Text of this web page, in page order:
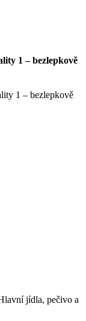
1 – bezlepkově
jídla, pečivo a